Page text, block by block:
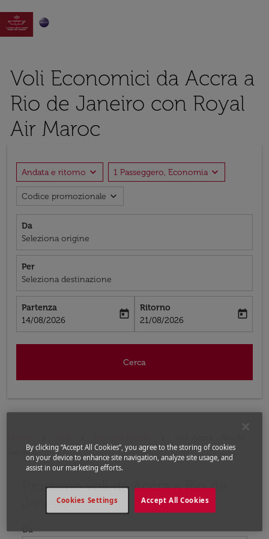

Voli Economici da Accra a
Rio de Janeiro con Royal
Air Maroc
Andata e ritorno expand_more 1 Passeggero, Economia expand_more
Codice promozionale expand_more
Da
Seleziona origine
Per
Seleziona destinazione
Partenza
fc-booking-departure-date-aria-label
14/08/2026
today
Ritorno
fc-booking-return-date-aria-label
21/08/2026
today
Cerca
Janeiro
Prossimo voli da Accra a Rio de
Janeiro
Da
Prova ad aggiornare il tuo percorso (origine e/o
By clicking “Accept All Cookies”, you agree to the storing of cookies
on your device to enhance site navigation, analyze site usage, and
assist in our marketing efforts.
Accept All Cookies
Cookies Settings